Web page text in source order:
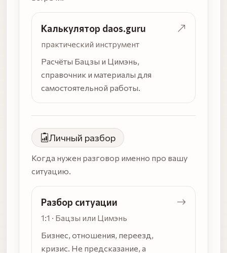
Калькулятор daos.guru
практический инструмент
Расчёты Бацзы и Цимэнь,
справочник и материалы для
самостоятельной работы.
Личный разбор
Когда нужен разговор именно про вашу
ситуацию.
Разбор ситуации
1:1 · Бацзы или Цимэнь
Бизнес, отношения, переезд,
кризис. Не предсказание, а